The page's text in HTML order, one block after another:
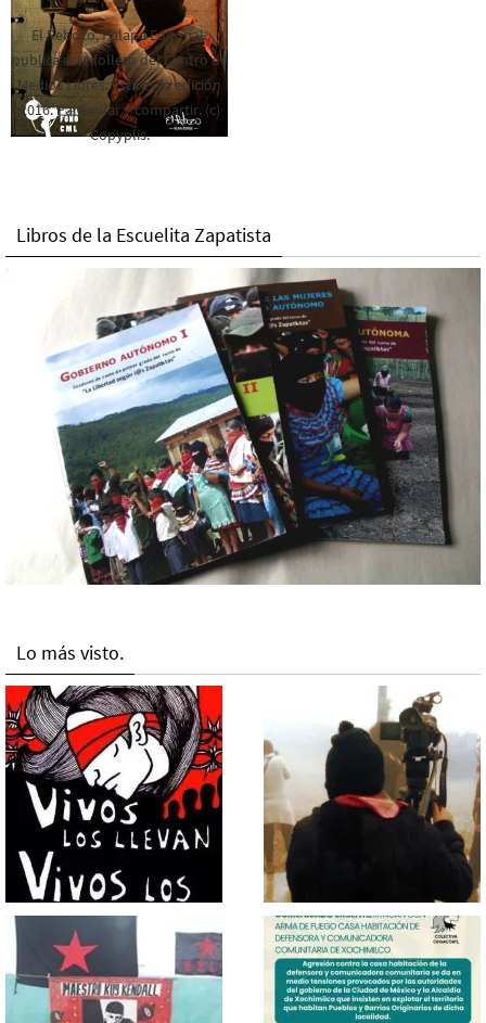
El Rebozo, Palapa Editorial,
publica este folleto del Centro de
Medios Libres. Esta es la edición
2016. Para rolar y compartir. (c)
Copyplis.
Libros de la Escuelita Zapatista
Lo más visto.